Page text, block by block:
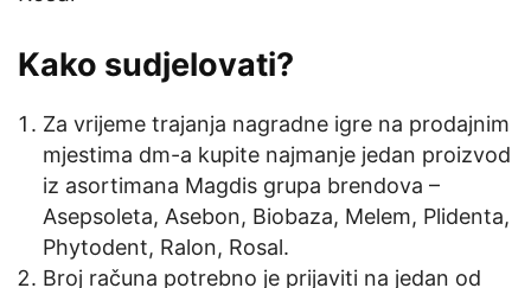
Kako sudjelovati?
Za vrijeme trajanja nagradne igre na prodajnim
mjestima dm-a kupite najmanje jedan proizvod
iz asortimana Magdis grupa brendova –
Asepsoleta, Asebon, Biobaza, Melem, Plidenta,
Phytodent, Ralon, Rosal.
Broj računa potrebno je prijaviti na jedan od